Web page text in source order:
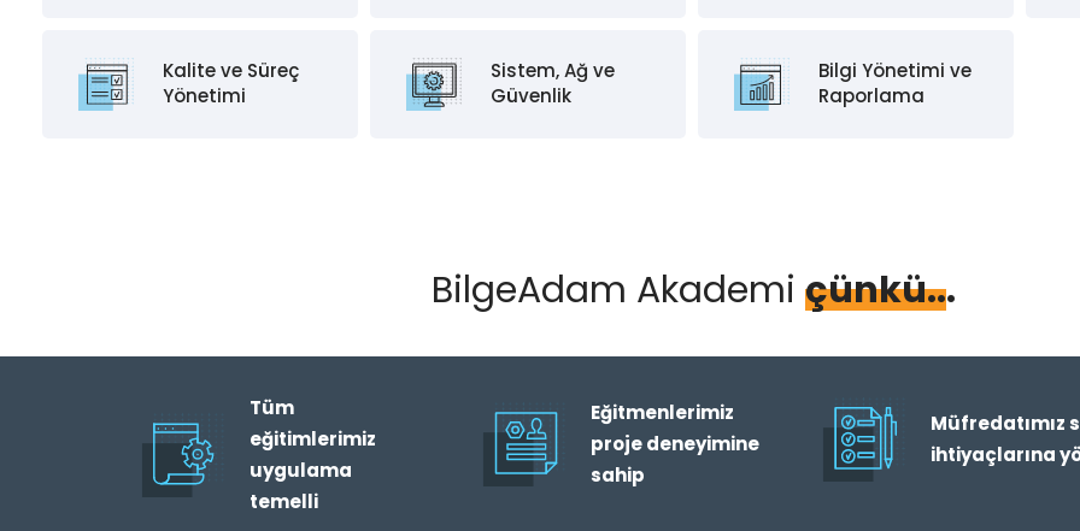
Kalite ve Süreç
Yönetimi
Sistem, Ağ ve
Güvenlik
Bilgi Yönetimi ve
Raporlama
BilgeAdam Akademi çünkü...
Tüm
eğitimlerimiz
uygulama
temelli
Eğitmenlerimiz
proje deneyimine
sahip
Müfredatımız
ihtiyaçlarına